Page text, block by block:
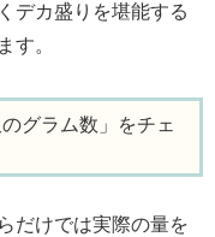
デカ盛りを堪能する
す。
グラム数」をチェ
だけでは実際の量を